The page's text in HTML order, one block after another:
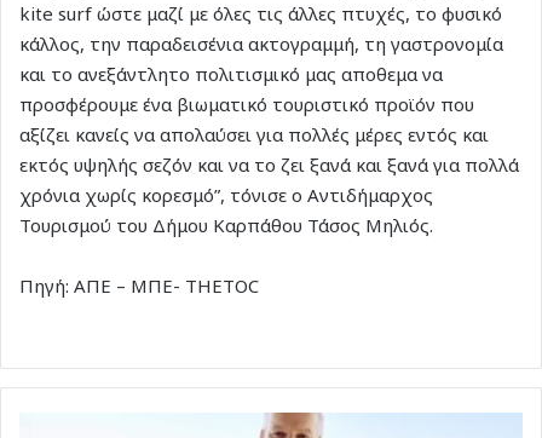
kite surf ώστε μαζί με όλες τις άλλες πτυχές, το φυσικό
κάλλος, την παραδεισένια ακτογραμμή, τη γαστρονομία
και το ανεξάντλητο πολιτισμικό μας αποθεμα να
προσφέρουμε ένα βιωματικό τουριστικό προϊόν που
αξίζει κανείς να απολαύσει για πολλές μέρες εντός και
εκτός υψηλής σεζόν και να το ζει ξανά και ξανά για πολλά
χρόνια χωρίς κορεσμό”, τόνισε ο Αντιδήμαρχος
Τουρισμού του Δήμου Καρπάθου Τάσος Μηλιός.
Πηγή: ΑΠΕ – ΜΠΕ- THETOC